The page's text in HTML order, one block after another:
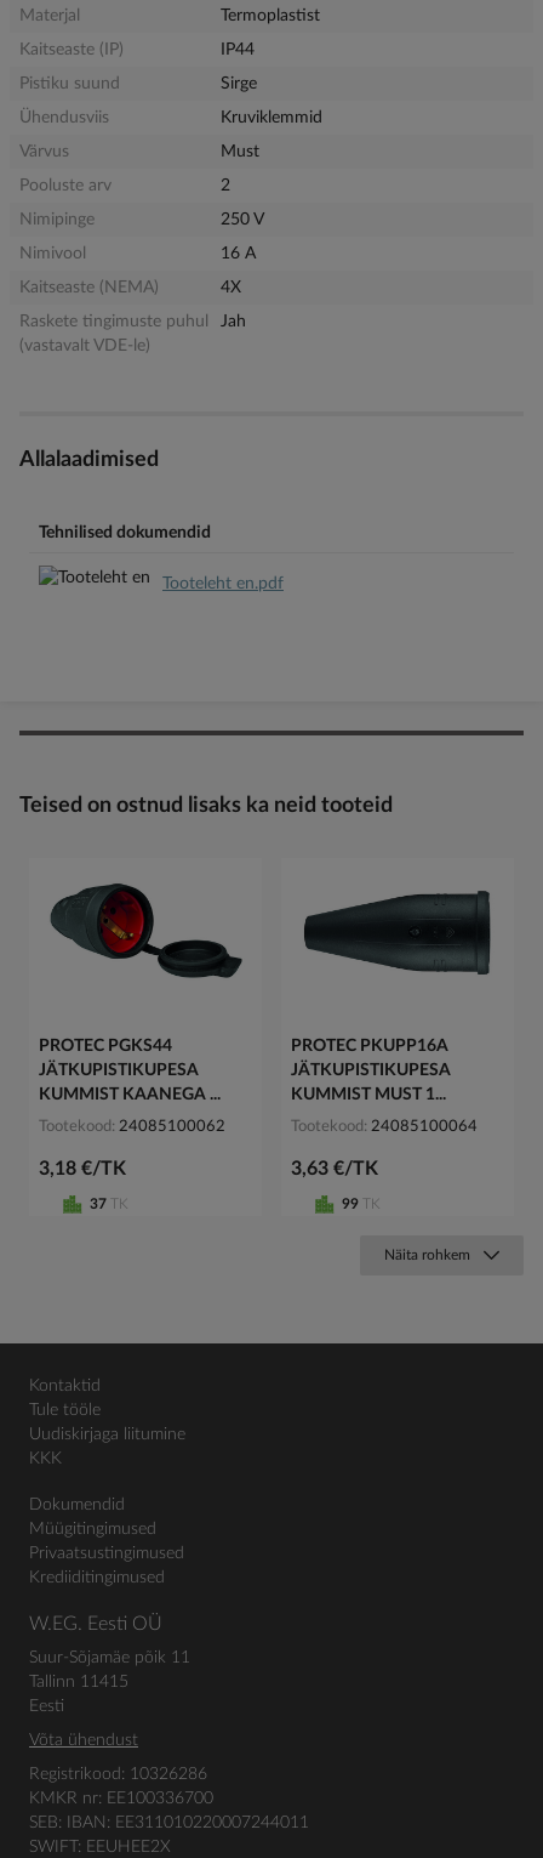
Materjal
Termoplastist
Kaitseaste (IP)
IP44
Pistiku suund
Sirge
Ühendusviis
Kruviklemmid
Värvus
Must
Pooluste arv
2
Nimipinge
250 V
Nimivool
16 A
Kaitseaste (NEMA)
4X
Raskete tingimuste puhul
(vastavalt VDE-le)
Jah
Allalaadimised
Tehnilised dokumendid
Tooteleht en.pdf
Teised on ostnud lisaks ka neid tooteid
PROTEC PGKS44
JÄTKUPISTIKUPESA
KUMMIST KAANEGA ...
Tootekood 24085100062
3,18 €/TK
37 TK
PROTEC PKUPP16A
JÄTKUPISTIKUPESA
KUMMIST MUST 1...
Tootekood 24085100064
3,63 €/TK
99 TK
Näita rohkem
Kontaktid
Tule tööle
Uudiskirjaga liitumine
KKK
Dokumendid
Müügitingimused
Privaatsustingimused
Krediiditingimused
W.EG. Eesti OÜ
Suur-Sõjamäe põik 11
Tallinn 11415
Eesti
Võta ühendust
Registrikood: 10326286
KMKR nr: EE100336700
SEB: IBAN: EE311010220007244011
SWIFT: EEUHEE2X